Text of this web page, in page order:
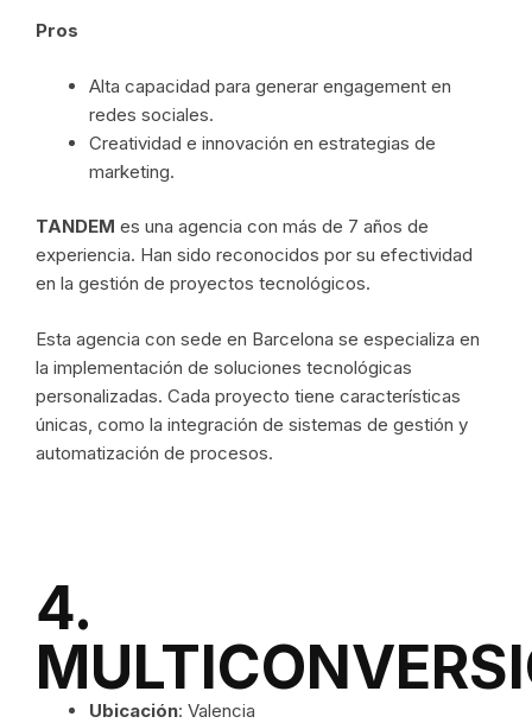
Pros
Alta capacidad para generar engagement en
redes sociales.
Creatividad e innovación en estrategias de
marketing.
TANDEM es una agencia con más de 7 años de
experiencia. Han sido reconocidos por su efectividad
en la gestión de proyectos tecnológicos.
Esta agencia con sede en Barcelona se especializa en
la implementación de soluciones tecnológicas
personalizadas. Cada proyecto tiene características
únicas, como la integración de sistemas de gestión y
automatización de procesos.
4.
Ubicación: Valencia